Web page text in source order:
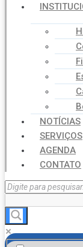
NOTÍCIAS
SERVIÇOS
AGENDA
CONTATO